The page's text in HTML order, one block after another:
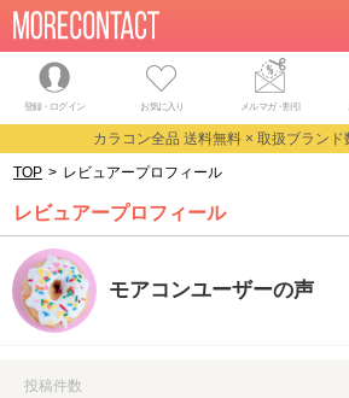
登録・ログイン お気に入り メルマガ・割引
カラコン全品 送料無料 × 取扱ブランド
TOP > レビュアープロフィール
レビュアープロフィール
モアコンユーザーの声
投稿件数